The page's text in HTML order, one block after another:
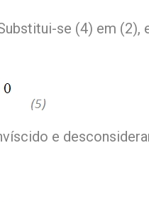
se (4) em (2),
e